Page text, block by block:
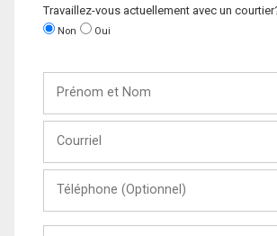
Travaillez-vous actuellement avec un
Non Oui
Nom
(Optionnel)
Message